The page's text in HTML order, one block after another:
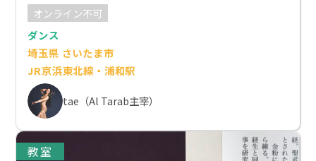
オンライン不可
ダンス
埼玉県 さいたま市
JR京浜東北線・浦和駅
tae（Al Tarab主宰）
教室